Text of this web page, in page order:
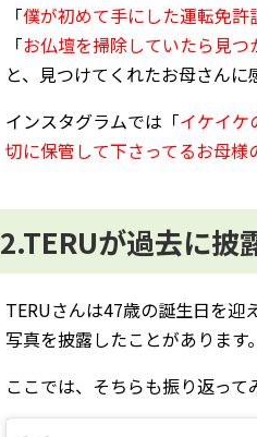
「僕が初めて手にした運転免許
「お仏壇を掃除していたら見
と、見つけてくれたお母さんに
インスタグラムでは「イケイケ
切に保管して下さってるお母様
2.TERUが過去に披
TERUさんは47歳の誕生日を迎
写真を披露したことがあります。
ここでは、そちらも振り返って